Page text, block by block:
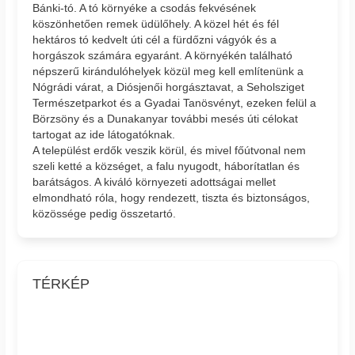
Bánki-tó. A tó környéke a csodás fekvésének
köszönhetően remek üdülőhely. A közel hét és fél
hektáros tó kedvelt úti cél a fürdőzni vágyók és a
horgászok számára egyaránt. A környékén található
népszerű kirándulóhelyek közül meg kell említenünk a
Nógrádi várat, a Diósjenői horgásztavat, a Seholsziget
Természetparkot és a Gyadai Tanösvényt, ezeken felül a
Börzsöny és a Dunakanyar további mesés úti célokat
tartogat az ide látogatóknak.
A települést erdők veszik körül, és mivel főútvonal nem
szeli ketté a községet, a falu nyugodt, háborítatlan és
barátságos. A kiváló környezeti adottságai mellet
elmondható róla, hogy rendezett, tiszta és biztonságos,
közössége pedig összetartó.
TÉRKÉP